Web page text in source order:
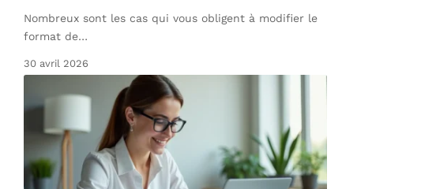
Nombreux sont les cas qui vous obligent à modifier le
format de…
30 avril 2026